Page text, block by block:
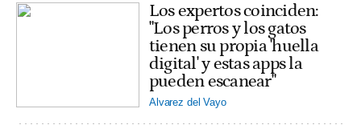
Los expertos coinciden:
"Los perros y los gatos
tienen su propia 'huella
digital' y estas apps la
pueden escanear"
Alvarez del Vayo